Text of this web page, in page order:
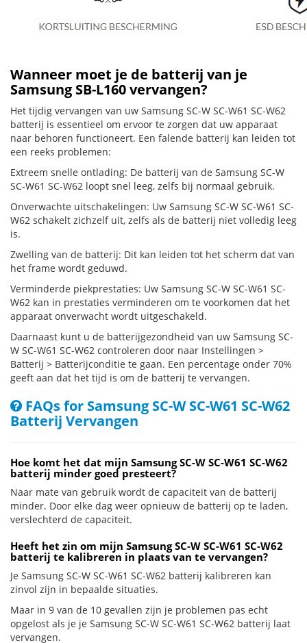
Wanneer moet je de batterij van je
Samsung SB-L160 vervangen?
Het tijdig vervangen van uw Samsung SC-W SC-W61 SC-W62
batterij is essentieel om ervoor te zorgen dat uw apparaat
naar behoren functioneert. Een falende batterij kan leiden tot
een reeks problemen:
Extreem snelle ontlading: De batterij van de Samsung SC-W
SC-W61 SC-W62 loopt snel leeg, zelfs bij normaal gebruik.
Onverwachte uitschakelingen: Uw Samsung SC-W SC-W61 SC-
W62 schakelt zichzelf uit, zelfs als de batterij niet volledig leeg
is.
Zwelling van de batterij: Dit kan leiden tot het scherm dat van
het frame wordt geduwd.
Verminderde piekprestaties: Uw Samsung SC-W SC-W61 SC-
W62 kan in prestaties verminderen om te voorkomen dat het
apparaat onverwacht wordt uitgeschakeld.
Daarnaast kunt u de batterijgezondheid van uw Samsung SC-
W SC-W61 SC-W62 controleren door naar Instellingen >
Batterij > Batterijconditie te gaan. Een percentage onder 70%
geeft aan dat het tijd is om de batterij te vervangen.
FAQs for Samsung SC-W SC-W61 SC-W62
Batterij Vervangen
Hoe komt het dat mijn Samsung SC-W SC-W61 SC-W62
batterij minder goed presteert?
Naar mate van gebruik wordt de capaciteit van de batterij
minder. Door elke dag weer opnieuw de batterij op te laden,
verslechterd de capaciteit.
Heeft het zin om mijn Samsung SC-W SC-W61 SC-W62
batterij te kalibreren in plaats van te vervangen?
Je Samsung SC-W SC-W61 SC-W62 batterij kalibreren kan
zinvol zijn in bepaalde situaties.
Maar in 9 van de 10 gevallen zijn je problemen pas echt
opgelost als je je Samsung SC-W SC-W61 SC-W62 batterij laat
vervangen.